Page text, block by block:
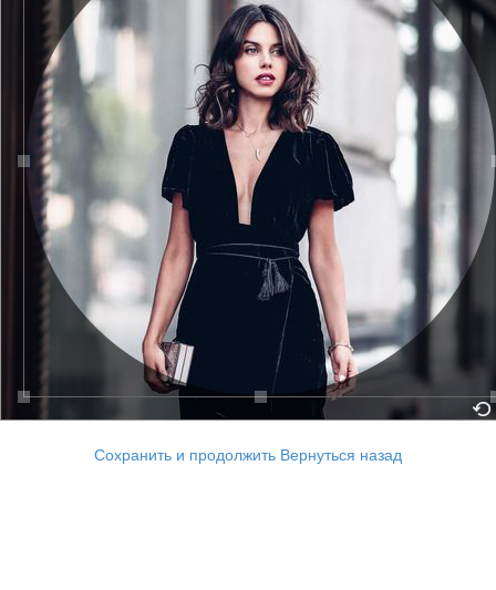
Сохранить и продолжить Вернуться назад